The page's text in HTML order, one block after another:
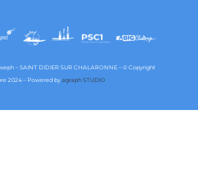
– SAINT DIDIER SUR CHALARONNE – © Copyright
2024 – Powered by agraph STUDIO